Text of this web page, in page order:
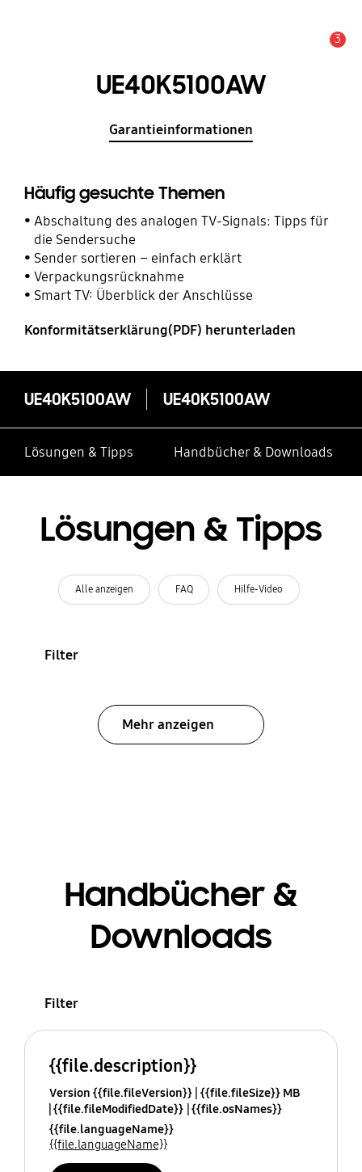
3
UE40K5100AW
Garantieinformationen
Häufig gesuchte Themen
Abschaltung des analogen TV-Signals: Tipps für
die Sendersuche
Sender sortieren – einfach erklärt
Verpackungsrücknahme
Smart TV: Überblick der Anschlüsse
Konformitätserklärung(PDF) herunterladen
UE40K5100AW UE40K5100AW
Lösungen & Tipps Handbücher & Downloads
Lösungen & Tipps
Alle anzeigen FAQ Hilfe-Video
Filter
Mehr anzeigen
Handbücher &
Downloads
Filter
{{file.description}}
Version {{file.fileVersion}} {{file.fileSize}} MB
{{file.fileModifiedDate}} {{file.osNames}}
{{file.languageName}}
{{file.languageName}}